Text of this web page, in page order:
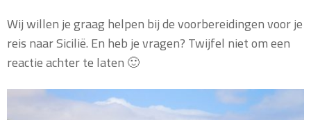
Wij willen je graag helpen bij de voorbereidingen voor je
reis naar Sicilië. En heb je vragen? Twijfel niet om een
reactie achter te laten 🙂